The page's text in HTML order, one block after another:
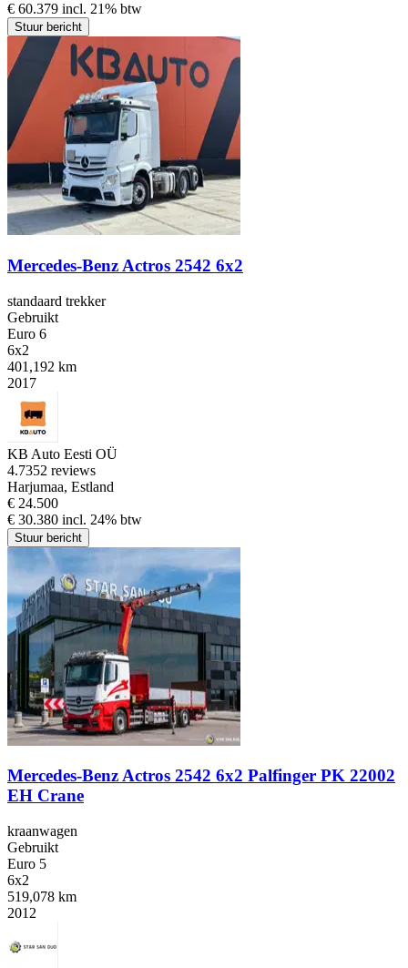
€ 60.379 incl. 21% btw
Stuur bericht
Mercedes-Benz Actros 2542 6x2
standaard trekker
Gebruikt
Euro 6
6x2
401,192 km
2017
KB Auto Eesti OÜ
4.7352 reviews
Harjumaa, Estland
€ 24.500
€ 30.380 incl. 24% btw
Stuur bericht
Mercedes-Benz Actros 2542 6x2 Palfinger PK 22002
EH Crane
kraanwagen
Gebruikt
Euro 5
6x2
519,078 km
2012